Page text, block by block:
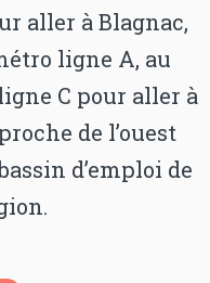
aller à Blagnac,
ligne A, au
C pour aller à
de l’ouest
d’emploi de